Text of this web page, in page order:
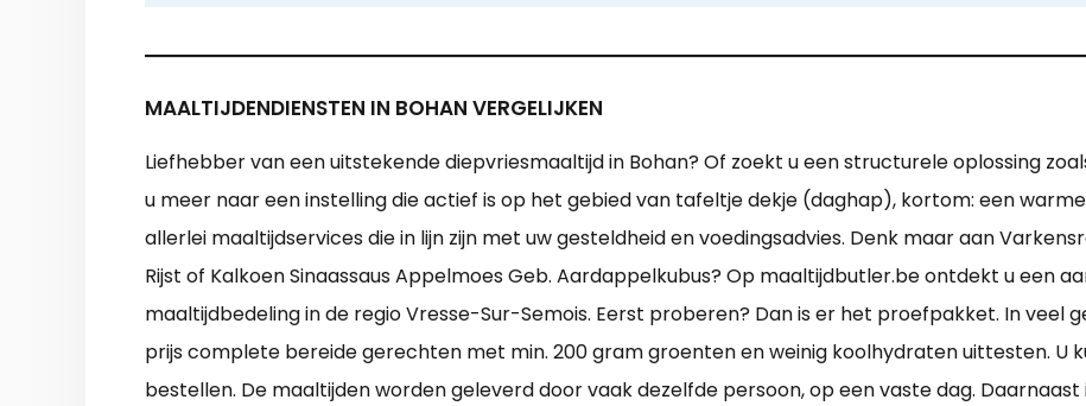
MAALTIJDENDIENSTEN IN BOHAN VERGELIJKEN
Liefhebber van een uitstekende diepvriesmaaltijd in Bohan? Of zoekt u een structurele oplossing
u meer naar een instelling die actief is op het gebied van tafeltje dekje (daghap), kortom: een
allerlei maaltijdservices die in lijn zijn met uw gesteldheid en voedingsadvies. Denk maar aan
Rijst of Kalkoen Sinaassaus Appelmoes Geb. Aardappelkubus? Op maaltijdbutler.be ontdekt u een
maaltijdbedeling in de regio Vresse-Sur-Semois. Eerst proberen? Dan is er het proefpakket. In veel
prijs complete bereide gerechten met min. 200 gram groenten en weinig koolhydraten uittesten. U
bestellen. De maaltijden worden geleverd door vaak dezelfde persoon, op een vaste dag.